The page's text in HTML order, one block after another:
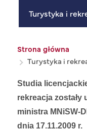
Turystyka i
Ścieżka
Strona główna
Turystyka i
Studia
rekreacja
ministra MNiSW-
dnia 17.11.2009 r.